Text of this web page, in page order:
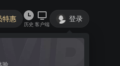
特惠
历史 客户端
登录
验